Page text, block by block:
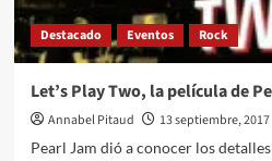
Destacado Eventos Rock
Let’s Play Two, la película de
Annabel Pitaud
13 septiembre, 2017
Pearl Jam dió a conocer los